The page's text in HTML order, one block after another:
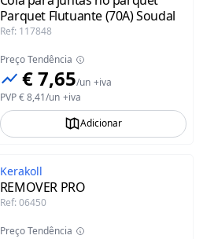
Parquet Flutuante (70A) Soudal
Ref: 117848
Preço Tendência
€ 7,65/un +iva
PVP€ 8,41/un +iva
Adicionar
Kerakoll
REMOVER PRO
Ref: 06450
Preço Tendência